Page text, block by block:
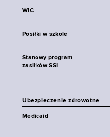
WIC
Posiłki w szkole
Stanowy program
zasiłków SSI
Ubezpieczenie zdrowotne
Medicaid